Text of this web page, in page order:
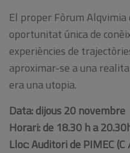
El proper FòrumAlqvimia
oportunitat única de
experiències de
aproximar-se auna
era unautopia.
Data:dijous 20 novembre
Horari: de 18.30 ha
Lloc:Auditori de PIMEC(C